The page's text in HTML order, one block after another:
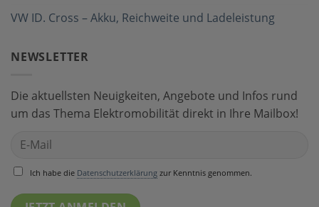
VW ID. Cross – Akku, Reichweite und Ladeleistung
NEWSLETTER
Die aktuellsten Neuigkeiten, Angebote und Infos rund
um das Thema Elektromobilität direkt in Ihre Mailbox!
Ich habe die Datenschutzerklärungzur Kenntnis genommen.